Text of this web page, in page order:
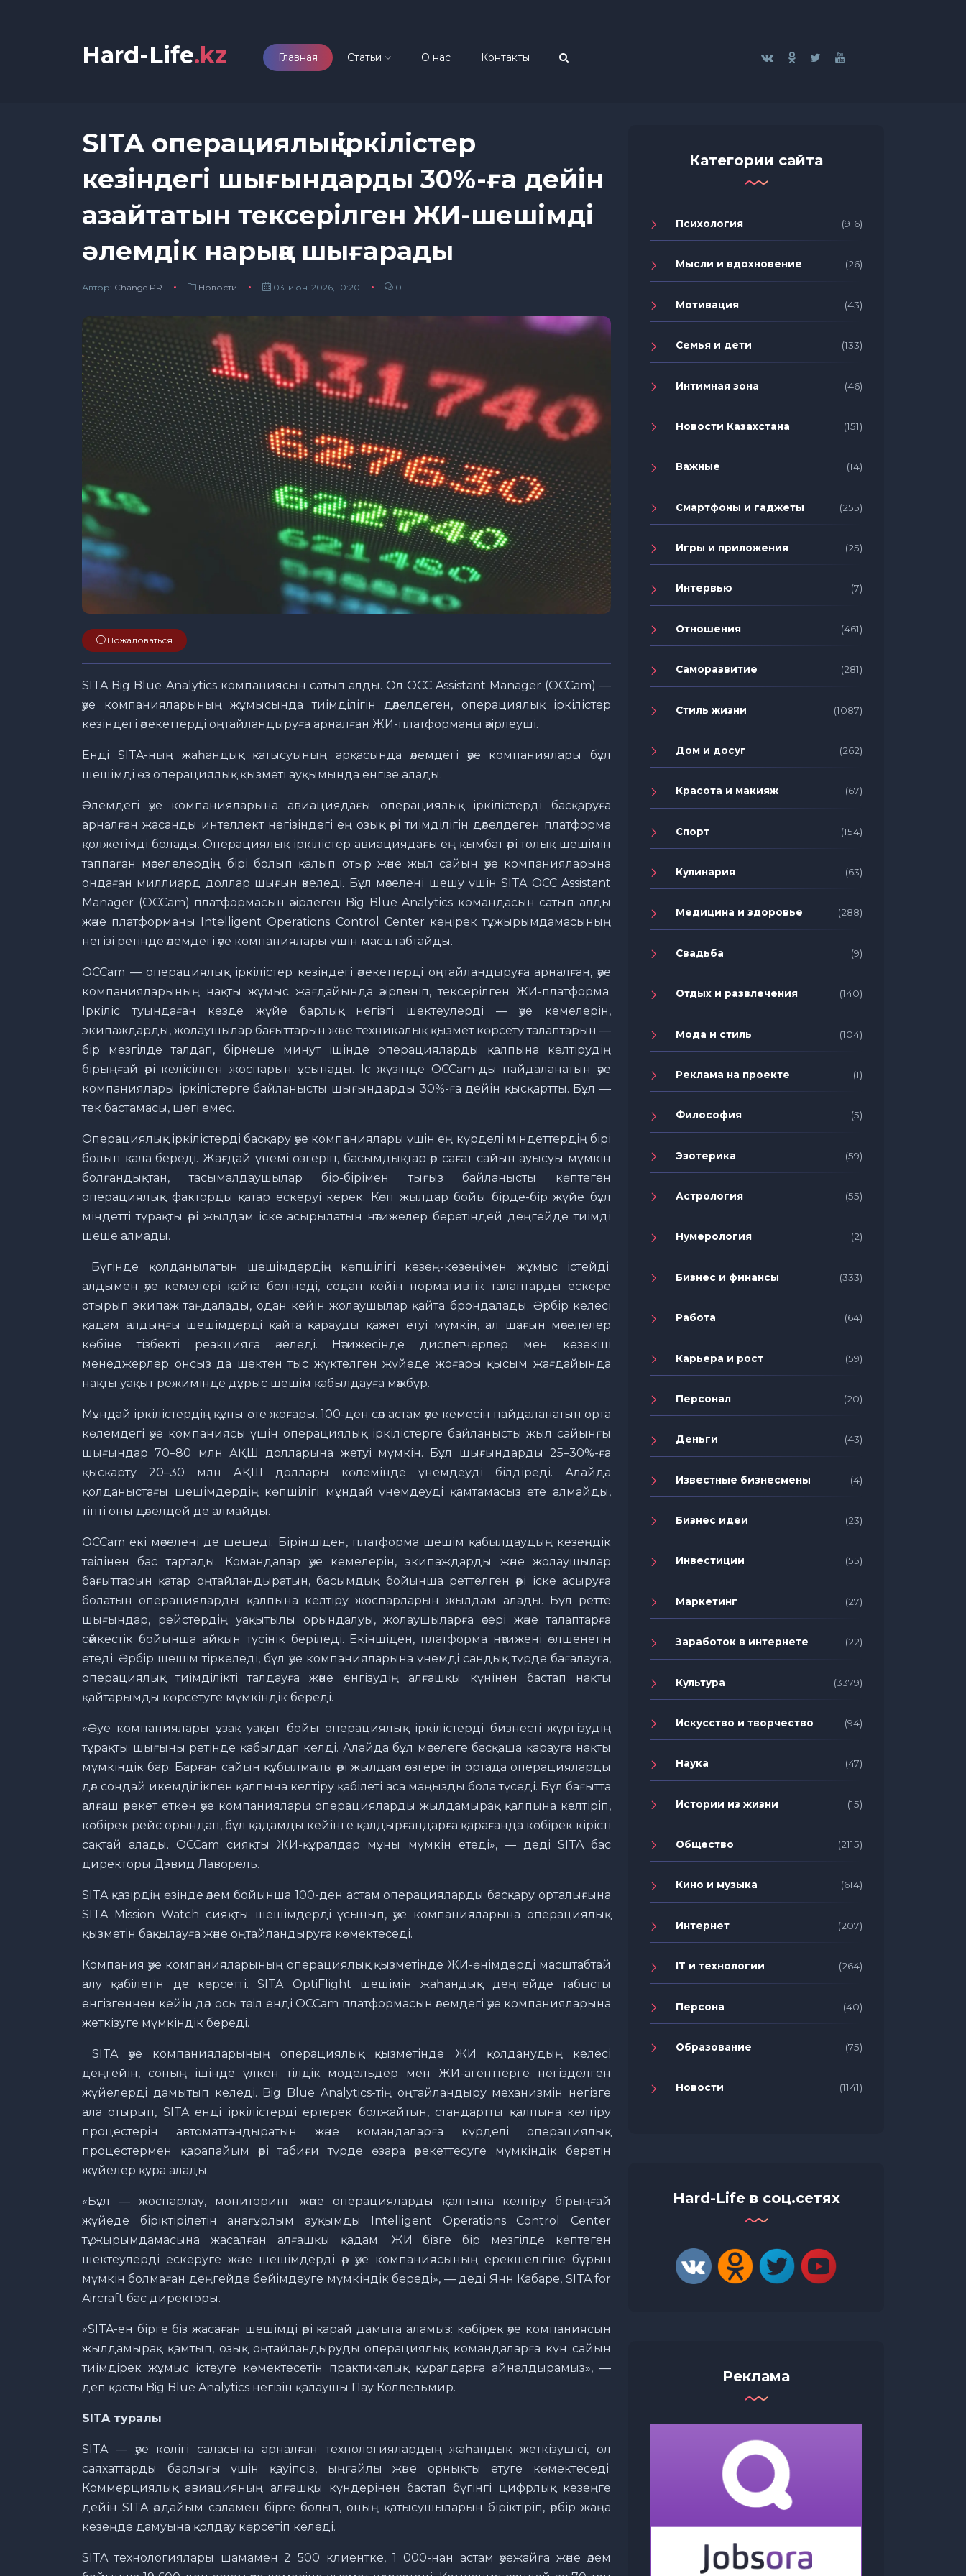
Hard-Life.kz Главная Статьи О нас Контакты
SITA операциялық іркілістер
кезіндегі шығындарды 30%-ға дейін
азайтатын тексерілген ЖИ-шешімді
әлемдік нарыққа шығарады
Автор: Сhange PR Новости 03-июн-2026, 10:20 0
Пожаловаться
SITA Big Blue Analytics компаниясын сатып алды. Ол OCC Assistant Manager (OCCam) —
әуе компанияларының жұмысында тиімділігін дәлелдеген, операциялық іркілістер
кезіндегі әрекеттерді оңтайландыруға арналған ЖИ-платформаны әзірлеуші.
Енді SITA-ның жаһандық қатысуының арқасында әлемдегі әуе компаниялары бұл
шешімді өз операциялық қызметі ауқымында енгізе алады.
Әлемдегі әуе компанияларына авиациядағы операциялық іркілістерді басқаруға
арналған жасанды интеллект негізіндегі ең озық әрі тиімділігін дәлелдеген платформа
қолжетімді болады. Операциялық іркілістер авиациядағы ең қымбат әрі толық шешімін
таппаған мәселелердің бірі болып қалып отыр және жыл сайын әуе компанияларына
ондаған миллиард доллар шығын әкеледі. Бұл мәселені шешу үшін SITA OCC Assistant
Manager (OCCam) платформасын әзірлеген Big Blue Analytics командасын сатып алды
және платформаны Intelligent Operations Control Center кеңірек тұжырымдамасының
негізі ретінде әлемдегі әуе компаниялары үшін масштабтайды.
OCCam — операциялық іркілістер кезіндегі әрекеттерді оңтайландыруға арналған, әуе
компанияларының нақты жұмыс жағдайында әзірленіп, тексерілген ЖИ-платформа.
Іркіліс туындаған кезде жүйе барлық негізгі шектеулерді — әуе кемелерін,
экипаждарды, жолаушылар бағыттарын және техникалық қызмет көрсету талаптарын —
бір мезгілде талдап, бірнеше минут ішінде операцияларды қалпына келтірудің
бірыңғай әрі келісілген жоспарын ұсынады. Іс жүзінде OCCam-ды пайдаланатын әуе
компаниялары іркілістерге байланысты шығындарды 30%-ға дейін қысқартты. Бұл —
тек бастамасы, шегі емес.
Операциялық іркілістерді басқару әуе компаниялары үшін ең күрделі міндеттердің бірі
болып қала береді. Жағдай үнемі өзгеріп, басымдықтар әр сағат сайын ауысуы мүмкін
болғандықтан, тасымалдаушылар бір-бірімен тығыз байланысты көптеген
операциялық факторды қатар ескеруі керек. Көп жылдар бойы бірде-бір жүйе бұл
міндетті тұрақты әрі жылдам іске асырылатын нәтижелер беретіндей деңгейде тиімді
шеше алмады.
Бүгінде қолданылатын шешімдердің көпшілігі кезең-кезеңімен жұмыс істейді:
алдымен әуе кемелері қайта бөлінеді, содан кейін нормативтік талаптарды ескере
отырып экипаж таңдалады, одан кейін жолаушылар қайта брондалады. Әрбір келесі
қадам алдыңғы шешімдерді қайта қарауды қажет етуі мүмкін, ал шағын мәселелер
көбіне тізбекті реакцияға әкеледі. Нәтижесінде диспетчерлер мен кезекші
менеджерлер онсыз да шектен тыс жүктелген жүйеде жоғары қысым жағдайында
нақты уақыт режимінде дұрыс шешім қабылдауға мәжбүр.
Мұндай іркілістердің құны өте жоғары. 100-ден сәл астам әуе кемесін пайдаланатын орта
көлемдегі әуе компаниясы үшін операциялық іркілістерге байланысты жыл сайынғы
шығындар 70–80 млн АҚШ долларына жетуі мүмкін. Бұл шығындарды 25–30%-ға
қысқарту 20–30 млн АҚШ доллары көлемінде үнемдеуді білдіреді. Алайда
қолданыстағы шешімдердің көпшілігі мұндай үнемдеуді қамтамасыз ете алмайды,
тіпті оны дәлелдей де алмайды.
OCCam екі мәселені де шешеді. Біріншіден, платформа шешім қабылдаудың кезеңдік
тәсілінен бас тартады. Командалар әуе кемелерін, экипаждарды және жолаушылар
бағыттарын қатар оңтайландыратын, басымдық бойынша реттелген әрі іске асыруға
болатын операцияларды қалпына келтіру жоспарларын жылдам алады. Бұл ретте
шығындар, рейстердің уақытылы орындалуы, жолаушыларға әсері және талаптарға
сәйкестік бойынша айқын түсінік беріледі. Екіншіден, платформа нәтижені өлшенетін
етеді. Әрбір шешім тіркеледі, бұл әуе компанияларына үнемді сандық түрде бағалауға,
операциялық тиімділікті талдауға және енгізудің алғашқы күнінен бастап нақты
қайтарымды көрсетуге мүмкіндік береді.
«Әуе компаниялары ұзақ уақыт бойы операциялық іркілістерді бизнесті жүргізудің
тұрақты шығыны ретінде қабылдап келді. Алайда бұл мәселеге басқаша қарауға нақты
мүмкіндік бар. Барған сайын құбылмалы әрі жылдам өзгеретін ортада операцияларды
дәл сондай икемділікпен қалпына келтіру қабілеті аса маңызды бола түседі. Бұл бағытта
алғаш әрекет еткен әуе компаниялары операцияларды жылдамырақ қалпына келтіріп,
көбірек рейс орындап, бұл қадамды кейінге қалдырғандарға қарағанда көбірек кірісті
сақтай алады. OCCam сияқты ЖИ-құралдар мұны мүмкін етеді», — деді SITA бас
директоры Дэвид Лаворель.
SITA қазірдің өзінде әлем бойынша 100-ден астам операцияларды басқару орталығына
SITA Mission Watch сияқты шешімдерді ұсынып, әуе компанияларына операциялық
қызметін бақылауға және оңтайландыруға көмектеседі.
Компания әуе компанияларының операциялық қызметінде ЖИ-өнімдерді масштабтай
алу қабілетін де көрсетті. SITA OptiFlight шешімін жаһандық деңгейде табысты
енгізгеннен кейін дәл осы тәсіл енді OCCam платформасын әлемдегі әуе компанияларына
жеткізуге мүмкіндік береді.
SITA әуе компанияларының операциялық қызметінде ЖИ қолданудың келесі
деңгейін, соның ішінде үлкен тілдік модельдер мен ЖИ-агенттерге негізделген
жүйелерді дамытып келеді. Big Blue Analytics-тің оңтайландыру механизмін негізге
ала отырып, SITA енді іркілістерді ертерек болжайтын, стандартты қалпына келтіру
процестерін автоматтандыратын және командаларға күрделі операциялық
процестермен қарапайым әрі табиғи түрде өзара әрекеттесуге мүмкіндік беретін
жүйелер құра алады.
«Бұл — жоспарлау, мониторинг және операцияларды қалпына келтіру бірыңғай
жүйеде біріктірілетін анағұрлым ауқымды Intelligent Operations Control Center
тұжырымдамасына жасалған алғашқы қадам. ЖИ бізге бір мезгілде көптеген
шектеулерді ескеруге және шешімдерді әр әуе компаниясының ерекшелігіне бұрын
мүмкін болмаған деңгейде бейімдеуге мүмкіндік береді», — деді Янн Кабаре, SITA for
Aircraft бас директоры.
«SITA-ен бірге біз жасаған шешімді әрі қарай дамыта аламыз: көбірек әуе компаниясын
жылдамырақ қамтып, озық оңтайландыруды операциялық командаларға күн сайын
тиімдірек жұмыс істеуге көмектесетін практикалық құралдарға айналдырамыз», —
деп қосты Big Blue Analytics негізін қалаушы Пау Коллельмир.
SITA туралы
SITA — әуе көлігі саласына арналған технологиялардың жаһандық жеткізушісі, ол
саяхаттарды барлығы үшін қауіпсіз, ыңғайлы және орнықты етуге көмектеседі.
Коммерциялық авиацияның алғашқы күндерінен бастап бүгінгі цифрлық кезеңге
дейін SITA әрдайым саламен бірге болып, оның қатысушыларын біріктіріп, әрбір жаңа
кезеңде дамуына қолдау көрсетіп келеді.
SITA технологиялары шамамен 2 500 клиентке, 1 000-нан астам әуежайға және әлем
Категории сайта
Психология (916)
Мысли и вдохновение (26)
Мотивация (43)
Семья и дети (133)
Интимная зона (46)
Новости Казахстана (151)
Важные (14)
Смартфоны и гаджеты (255)
Игры и приложения (25)
Интервью (7)
Отношения (461)
Саморазвитие (281)
Стиль жизни (1087)
Дом и досуг (262)
Красота и макияж (67)
Спорт (154)
Кулинария (63)
Медицина и здоровье (288)
Свадьба (9)
Отдых и развлечения (140)
Мода и стиль (104)
Реклама на проекте (1)
Философия (5)
Эзотерика (59)
Астрология (55)
Нумерология (2)
Бизнес и финансы (333)
Работа (64)
Карьера и рост (59)
Персонал (20)
Деньги (43)
Известные бизнесмены (4)
Бизнес идеи (23)
Инвестиции (55)
Маркетинг (27)
Заработок в интернете (22)
Культура (3379)
Искусство и творчество (94)
Наука (47)
Истории из жизни (15)
Общество (2115)
Кино и музыка (614)
Интернет (207)
IT и технологии (264)
Персона (40)
Образование (75)
Новости (1141)
Hard-Life в соц.сетях
Реклама